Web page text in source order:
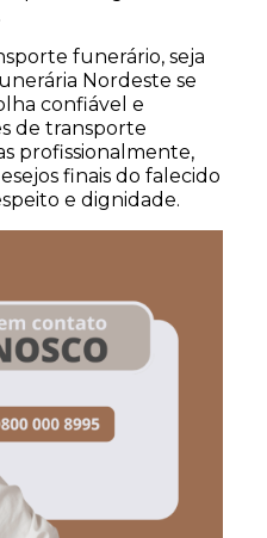
funerário, seja
Nordeste se
confiável e
de transporte
profissionalmente,
finais do falecido
e dignidade.